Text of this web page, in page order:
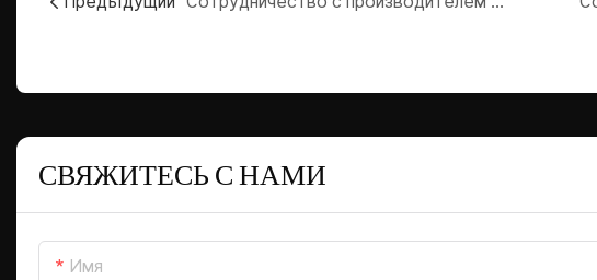
СВЯЖИТЕСЬ С НАМИ
Имя